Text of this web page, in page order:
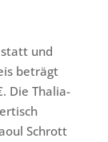
und
beträgt
Die Thalia-
Schrott